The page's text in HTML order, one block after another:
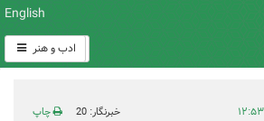
English
ادب و هنر
خبرنگار: 20 چاپ